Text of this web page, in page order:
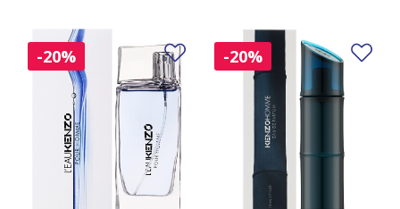
-20% Добави в любими
-20%